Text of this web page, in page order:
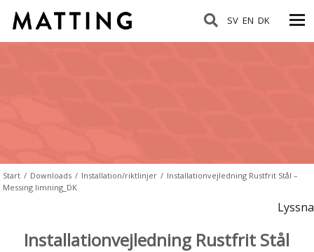
SV EN DK
Start / Downloads / Installation/riktlinjer / Installationvejledning Rustfrit Stål –
Messing limning_DK
Lyssna
Installationvejledning Rustfrit Stål